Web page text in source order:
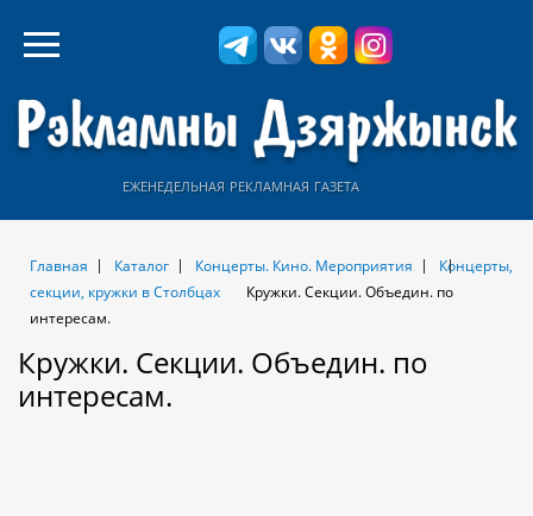
еженедельная рекламная газета
Главная Каталог Концерты. Кино. Мероприятия
Концерты,
секции, кружки в Столбцах
Кружки. Секции. Объедин. по
интересам.
Кружки. Секции. Объедин. по
интересам.